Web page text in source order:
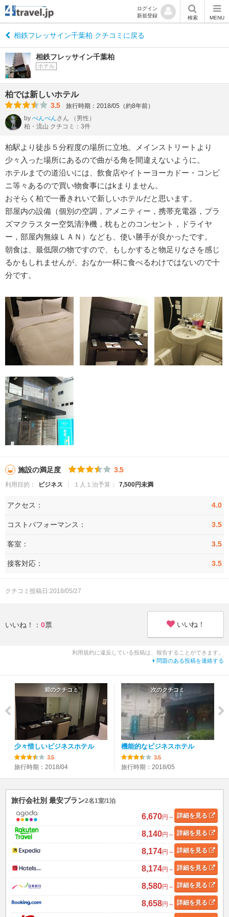
ログイン
新規登録
検索 MENU
相鉄フレッサイン千葉柏 クチコミに戻る
相鉄フレッサイン千葉柏
ホテル
柏では新しいホテル
3.5
旅行時期：2018/05（約8年前）
by べんべんさん
（男性）
柏・流山 クチコミ：3件
柏駅より徒歩５分程度の場所に立地。メインストリートより
少々入った場所にあるので曲がる角を間違えないように。
ホテルまでの道沿いには、飲食店やイトーヨーカドー・コンビ
ニ等々あるので買い物食事にはkまりません。
おそらく柏で一番きれいで新しいホテルだと思います。
部屋内の設備（個別の空調，アメニティー，携帯充電器，プラ
ズマクラスター空気清浄機，枕もとのコンセント，ドライヤ
ー，部屋内無線ＬＡＮ）なども、使い勝手が良かったです。
朝食は、最低限の物ですので、もしかすると物足りなさを感じ
るかもしれませんが、おなか一杯に食べるわけではないので十
分です。
施設の満足度 3.5
利用目的： ビジネス １人１泊予算： 7,500円未満
アクセス： 4.0
コストパフォーマンス： 3.5
客室： 3.5
接客対応： 3.5
クチコミ投稿日:2018/05/27
いいね！： 0票 いいね！
利用規約に違反している投稿は、報告することができます。
問題のある投稿を連絡する
前のクチコミ
少々惜しいビジネスホテル
3.5
旅行時期：2018/04
次のクチコミ
機能的なビジネスホテル
3.5
旅行時期：2018/05
旅行会社別 最安プラン2名1室/1泊
6,670円～ 詳細を見る
8,140円～ 詳細を見る
8,174円～ 詳細を見る
8,174円～ 詳細を見る
8,580円～ 詳細を見る
8,658円～ 詳細を見る